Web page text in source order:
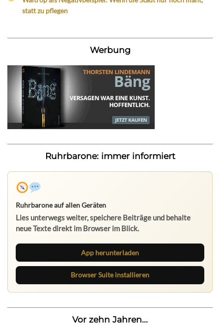
statt zu pflegen
Werbung
Ruhrbarone: immer informiert
Ruhrbarone auf allen Geräten
Lies unterwegs weiter, speichere Beiträge und behalte
neue Texte direkt im Browser im Blick.
App herunterladen
Browser Suite installieren
Vor zehn Jahren...